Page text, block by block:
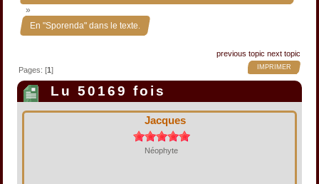
»
En "Sporenda" dans le texte.
previous topic next topic
IMPRIMER
Pages: [1]
Lu 50169 fois
Jacques
Néophyte